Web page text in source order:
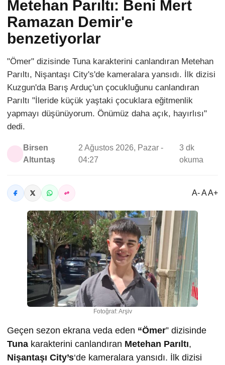
Metehan Parıltı: Beni Mert
Ramazan Demir'e
benzetiyorlar
"Ömer" dizisinde Tuna karakterini canlandıran Metehan
Parıltı, Nişantaşı City's'de kameralara yansıdı. İlk dizisi
Kuzgun'da Barış Arduç'un çocukluğunu canlandıran
Parıltı "İleride küçük yaştaki çocuklara eğitmenlik
yapmayı düşünüyorum. Önümüz daha açık, hayırlısı"
dedi.
Birsen
Altuntaş
2 Ağustos 2026, Pazar -
04:27
3 dk
okuma
A- A A+
Fotoğraf: Arşiv
Geçen sezon ekrana veda eden “Ömer” dizisinde
Tuna karakterini canlandıran Metehan Parıltı,
Nişantaşı City’s‘de kameralara yansıdı. İlk dizisi